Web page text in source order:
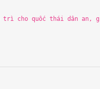
trì cho quốc tháidân an,